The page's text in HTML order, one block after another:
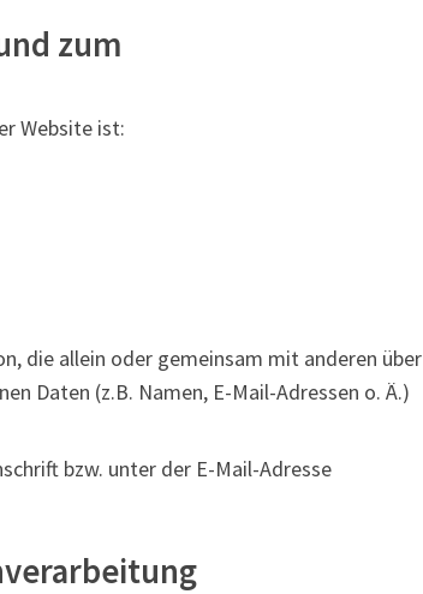
zum
Website ist:
die allein oder gemeinsam mit anderen über
Daten (z.B. Namen, E-Mail-Adressen o. Ä.)
bzw. unter der E-Mail-Adresse